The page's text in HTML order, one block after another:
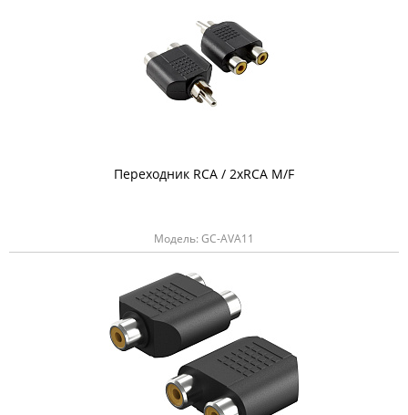
Переходник RCA / 2хRCA M/F
Модель: GC-AVA11